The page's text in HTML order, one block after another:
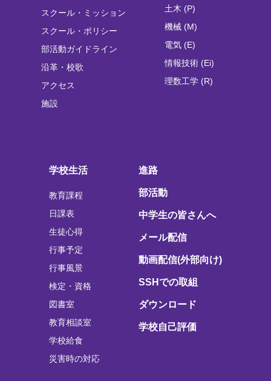
スクール・ミッション
スクール・ポリシー
部活動ガイドライン
沿革・校歌
アクセス
施設
土木 (P)
機械 (M)
電気 (E)
情報技術 (Ei)
理数工学 (R)
学校生活
教育課程
日課表
生徒心得
行事予定
行事風景
検定・資格
図書室
教育相談室
学校給食
災害時の対応
進路
部活動
中学生の皆さんへ
メール配信
動画配信(外部向け)
SSHでの取組
ダウンロード
学校自己評価